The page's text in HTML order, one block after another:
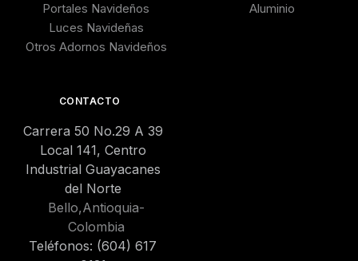
Portales Navideños
Luces Navideñas
Otros Adornos Navideños
Aluminio
CONTACTO
Carrera 50 No.29 A 39
Local 141, Centro
Industrial Guayacanes
del Norte
Bello,Antioquia-
Colombia
Teléfonos: (604) 617